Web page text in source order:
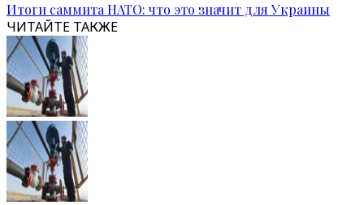
Итоги саммита НАТО: что это значит для Украины
ЧИТАЙТЕ ТАКЖЕ